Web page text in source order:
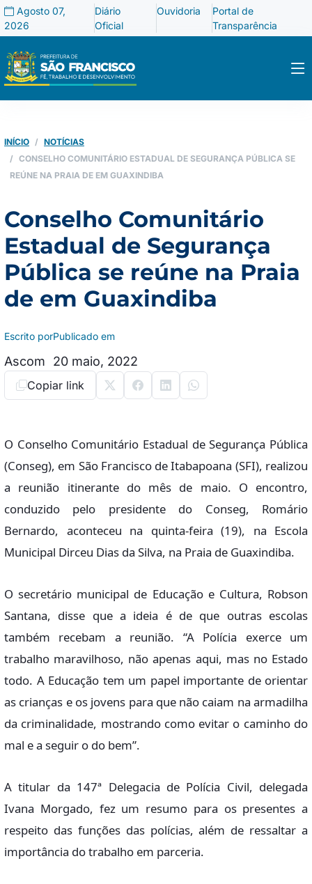
Agosto 07,
2026
Diário
Oficial
Ouvidoria
Portal de
Transparência
INÍCIO
NOTÍCIAS
CONSELHO COMUNITÁRIO ESTADUAL DE SEGURANÇA PÚBLICA SE
REÚNE NA PRAIA DE EM GUAXINDIBA
Conselho Comunitário
Estadual de Segurança
Pública se reúne na Praia
de em Guaxindiba
Escrito por
Ascom
Publicado em
20 maio, 2022
Copiar link
O Conselho Comunitário Estadual de Segurança Pública
(Conseg), em São Francisco de Itabapoana (SFI), realizou
a reunião itinerante do mês de maio. O encontro,
conduzido pelo presidente do Conseg, Romário
Bernardo, aconteceu na quinta-feira (19), na Escola
Municipal Dirceu Dias da Silva, na Praia de Guaxindiba.
O secretário municipal de Educação e Cultura, Robson
Santana, disse que a ideia é de que outras escolas
também recebam a reunião. “A Polícia exerce um
trabalho maravilhoso, não apenas aqui, mas no Estado
todo. A Educação tem um papel importante de orientar
as crianças e os jovens para que não caiam na armadilha
da criminalidade, mostrando como evitar o caminho do
mal e a seguir o do bem”.
A titular da 147ª Delegacia de Polícia Civil, delegada
Ivana Morgado, fez um resumo para os presentes a
respeito das funções das polícias, além de ressaltar a
importância do trabalho em parceria.